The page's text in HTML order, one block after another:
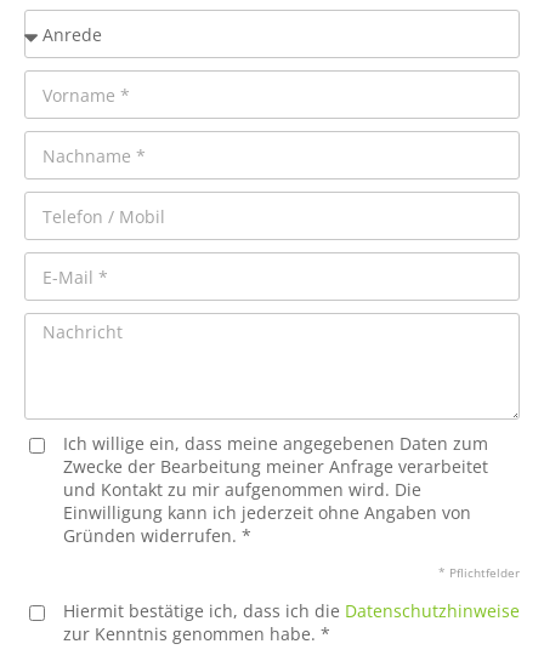
Ich willige ein, dass meine angegebenen Daten zum
Zwecke der Bearbeitung meiner Anfrage verarbeitet
und Kontakt zu mir aufgenommen wird. Die
Einwilligung kann ich jederzeit ohne Angaben von
Gründen widerrufen. *
* Pflichtfelder
Hiermit bestätige ich, dass ich die Datenschutzhinweise
zur Kenntnis genommen habe. *